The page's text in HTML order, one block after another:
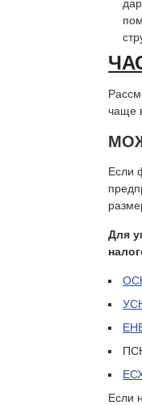
чаще
Если
Для
Если